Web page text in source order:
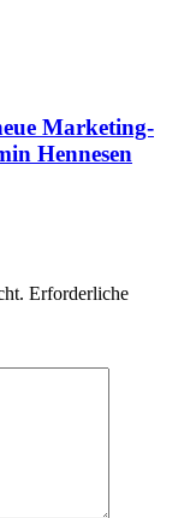
Marketing-
Hennesen
Erforderliche